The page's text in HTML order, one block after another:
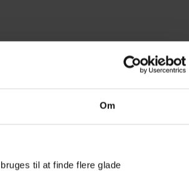
Om
til at finde flere glade